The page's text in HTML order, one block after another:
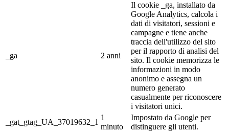
_ga 2 anni
Il cookie _ga, installato da
Google Analytics, calcola i
dati di visitatori, sessioni e
campagne e tiene anche
traccia dell'utilizzo del sito
per il rapporto di analisi del
sito. Il cookie memorizza le
informazioni in modo
anonimo e assegna un
numero generato
casualmente per riconoscere
i visitatori unici.
_gat_gtag_UA_37019632_1
1
minuto
Impostato da Google per
distinguere gli utenti.